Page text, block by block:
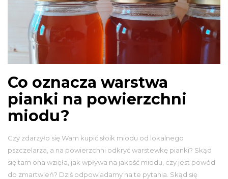
Co oznacza warstwa
pianki na powierzchni
miodu?
Czy zdarzyło się Wam kupić słoik miodu od lokalnego
pszczelarza, a na powierzchni odkryć warstewkę pianki? Skąd
się tam ona wzięła, jak wpływa na jakość miodu, czy jest powód
do zmartwień? Dziś odpowiadamy na te pytania. Skąd się